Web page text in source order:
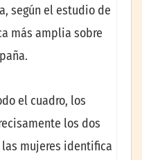
según el estudio de
más amplia sobre
el cuadro, los
los dos
mujeres identifica